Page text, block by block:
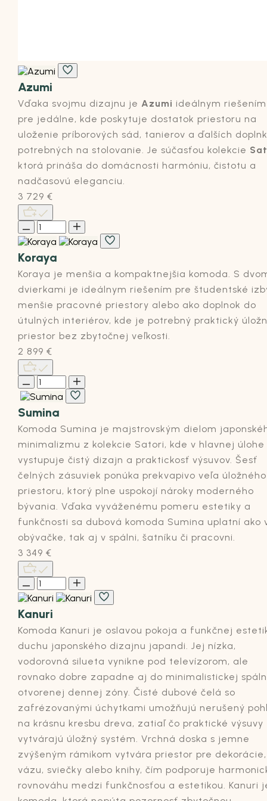
Azumi
Vďaka svojmu dizajnu je Azumi ideálnym riešením
pre jedálne, kde poskytuje dostatok priestoru na
uloženie príborových sád, tanierov a ďalších
potrebných na stolovanie. Je súčasťou kolekcie
ktorá prináša do domácnosti harmóniu, čistotu a
nadčasovú eleganciu.
3 729 €
Koraya
Koraya je menšia a kompaktnejšia komoda. S
dvierkami je ideálnym riešením pre študentské
menšie pracovné priestory alebo ako doplnok do
útulných interiérov, kde je potrebný praktický
priestor bez zbytočnej veľkosti.
2 899 €
Sumina
Komoda Sumina je majstrovským dielom
minimalizmu z kolekcie Satori, kde v hlavnej úlohe
vystupuje čistý dizajn a praktickosť výsuvov. Šesť
čelných zásuviek ponúka prekvapivo veľa úložného
priestoru, ktorý plne uspokojí nároky moderného
bývania. Vďaka vyváženému pomeru estetiky a
funkčnosti sa dubová komoda Sumina uplatní ako